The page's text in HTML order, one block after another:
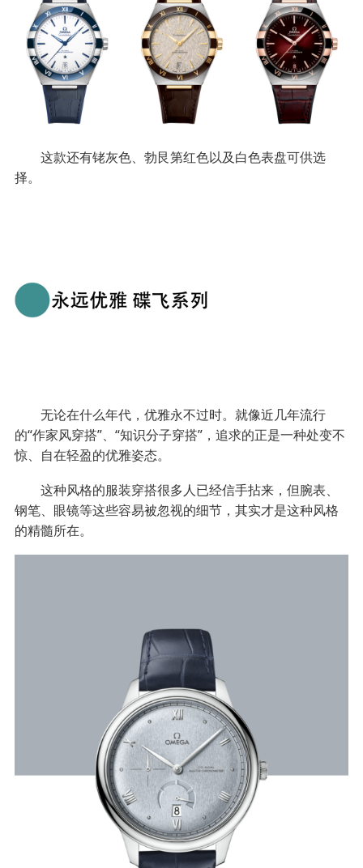
这款还有铑灰色、勃艮第红色以及白色表盘可供选
择。
无论在什么年代，优雅永不过时。就像近几年流行
的“作家风穿搭”、“知识分子穿搭”，追求的正是一种处变不
惊、自在轻盈的优雅姿态。
这种风格的服装穿搭很多人已经信手拈来，但腕表、
钢笔、眼镜等这些容易被忽视的细节，其实才是这种风格
的精髓所在。